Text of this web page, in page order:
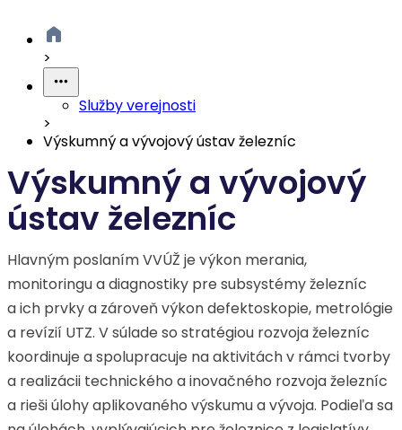
>
Služby verejnosti
>
Výskumný a vývojový ústav železníc
Výskumný a vývojový
ústav železníc
Hlavným poslaním VVÚŽ je výkon merania,
monitoringu a diagnostiky pre subsystémy železníc
a ich prvky a zároveň výkon defektoskopie, metrológie
a revízií UTZ. V súlade so stratégiou rozvoja železníc
koordinuje a spolupracuje na aktivitách v rámci tvorby
a realizácii technického a inovačného rozvoja železníc
a rieši úlohy aplikovaného výskumu a vývoja. Podieľa sa